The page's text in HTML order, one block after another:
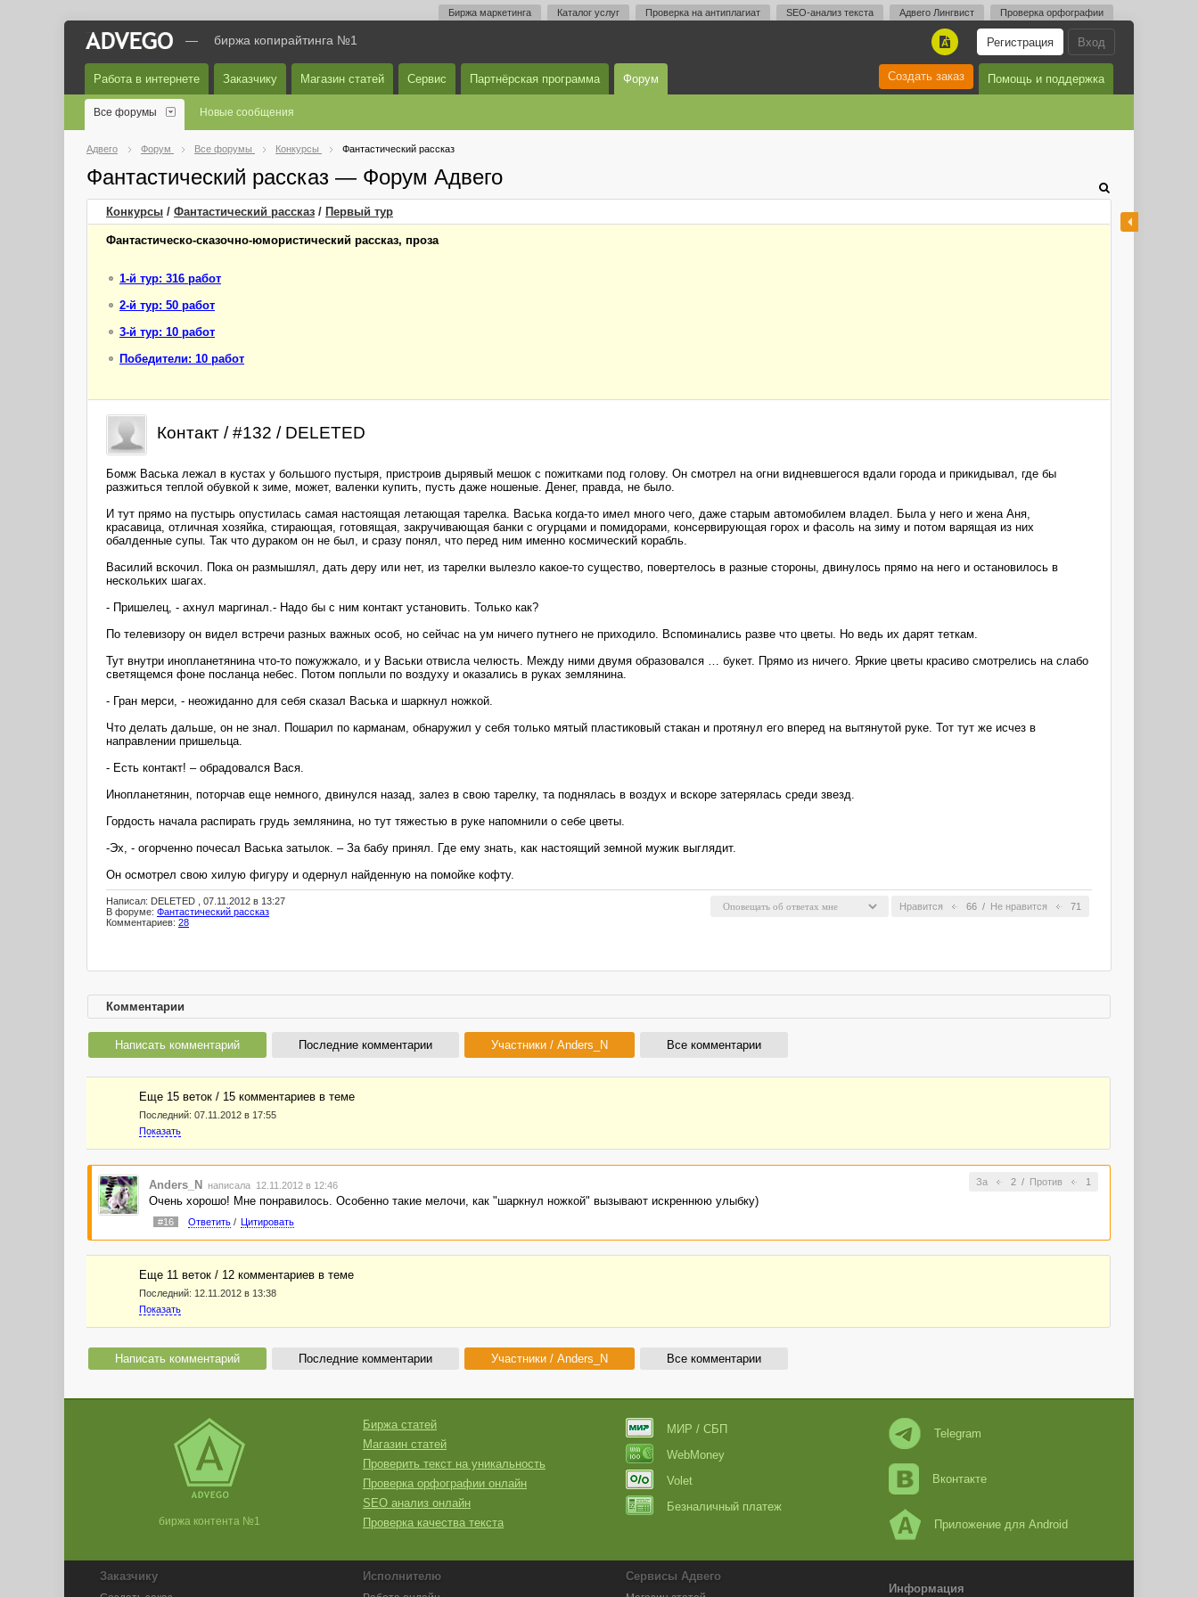
Биржа маркетинга Каталог услуг Проверка на антиплагиат SEO-анализ текста Адвего Лингвист Проверка орфографии
Вход
Регистрация
A
— биржа копирайтинга №1
Работа в интернете Заказчику Магазин статей Сервис Партнёрская программа Форум Помощь и поддержка
Создать заказ
Все форумы Новые сообщения
Адвего Форум Все форумы Конкурсы Фантастический рассказ
Фантастический рассказ — Форум Адвего
Конкурсы / Фантастический рассказ / Первый тур
Фантастическо-сказочно-юмористический рассказ, проза
1-й тур: 316 работ
2-й тур: 50 работ
3-й тур: 10 работ
Победители: 10 работ
Контакт / #132 / DELETED
Бомж Васька лежал в кустах у большого пустыря, пристроив дырявый мешок с пожитками под голову. Он смотрел на огни видневшегося вдали города и прикидывал, где бы
разжиться теплой обувкой к зиме, может, валенки купить, пусть даже ношеные. Денег, правда, не было.
И тут прямо на пустырь опустилась самая настоящая летающая тарелка. Васька когда-то имел много чего, даже старым автомобилем владел. Была у него и жена Аня,
красавица, отличная хозяйка, стирающая, готовящая, закручивающая банки с огурцами и помидорами, консервирующая горох и фасоль на зиму и потом варящая из них
обалденные супы. Так что дураком он не был, и сразу понял, что перед ним именно космический корабль.
Василий вскочил. Пока он размышлял, дать деру или нет, из тарелки вылезло какое-то существо, повертелось в разные стороны, двинулось прямо на него и остановилось в
нескольких шагах.
- Пришелец, - ахнул маргинал.- Надо бы с ним контакт установить. Только как?
По телевизору он видел встречи разных важных особ, но сейчас на ум ничего путнего не приходило. Вспоминались разве что цветы. Но ведь их дарят теткам.
Тут внутри инопланетянина что-то пожужжало, и у Васьки отвисла челюсть. Между ними двумя образовался … букет. Прямо из ничего. Яркие цветы красиво смотрелись на слабо
светящемся фоне посланца небес. Потом поплыли по воздуху и оказались в руках землянина.
- Гран мерси, - неожиданно для себя сказал Васька и шаркнул ножкой.
Что делать дальше, он не знал. Пошарил по карманам, обнаружил у себя только мятый пластиковый стакан и протянул его вперед на вытянутой руке. Тот тут же исчез в
направлении пришельца.
- Есть контакт! – обрадовался Вася.
Инопланетянин, поторчав еще немного, двинулся назад, залез в свою тарелку, та поднялась в воздух и вскоре затерялась среди звезд.
Гордость начала распирать грудь землянина, но тут тяжестью в руке напомнили о себе цветы.
-Эх, - огорченно почесал Васька затылок. – За бабу принял. Где ему знать, как настоящий земной мужик выглядит.
Он осмотрел свою хилую фигуру и одернул найденную на помойке кофту.
Нравится 66 / Не нравится 71
Написал: DELETED , 07.11.2012 в 13:27
В форуме: Фантастический рассказ
Комментариев: 28
Комментарии
Написать комментарий Последние комментарии Участники / Anders_N Все комментарии
Еще 15 веток / 15 комментариев в темe
Последний: 07.11.2012 в 17:55
Показать
За 2/ Против 1
Anders_N написала 12.11.2012 в 12:46
Очень хорошо! Мне понравилось. Особенно такие мелочи, как "шаркнул ножкой" вызывают искреннюю улыбку)
#16 Ответить/ Цитировать
Еще 11 веток / 12 комментариев в темe
Последний: 12.11.2012 в 13:38
Показать
Написать комментарий Последние комментарии Участники / Anders_N Все комментарии
биржа контента №1
Биржа статей
Магазин статей
Проверить текст на уникальность
Проверка орфографии онлайн
SEO анализ онлайн
Проверка качества текста
МИР / СБП
WebMoney
Volet
Безналичный платеж
Telegram
Вконтакте
Приложение для Android
Заказчику Исполнителю Сервисы Адвего
Информация